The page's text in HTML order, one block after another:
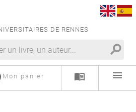
DE RENNES
search
Mon panier menu_book menu